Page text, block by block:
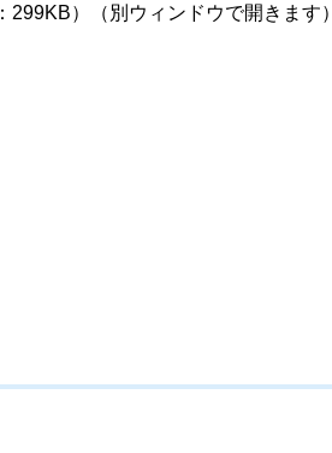
299KB）（別ウィンドウで開きます）